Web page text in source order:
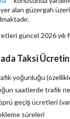
alan güzergah
güncel 2026 yılı
Taksi
yoğunluğu
saatlerde trafik
geçiş ücretleri
süreleri